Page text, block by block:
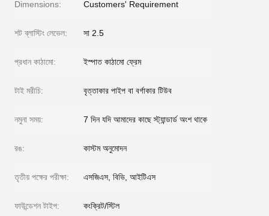
Dimensions: Customers' Requirement
শট ব্লাস্টিং লেভেল: সা 2.5
প্রধান কাঠামো: ইস্পাত কাঠামো ফ্রেম
টাই মরীচি: বৃত্তাকার পাইপ বা বর্গাকার টিউব
নমুনা সময়: 7 দিন যদি আমাদের কাছে স্ট্যান্ডার্ড অংশ থাকে
রঙ: কাস্টম অনুমোদন
তৃতীয় পক্ষের পরীক্ষা: এসজিএস, বিভি, আইটিএস
ফাউন্ডেশন টাইপ: কংক্রিট/স্টিল